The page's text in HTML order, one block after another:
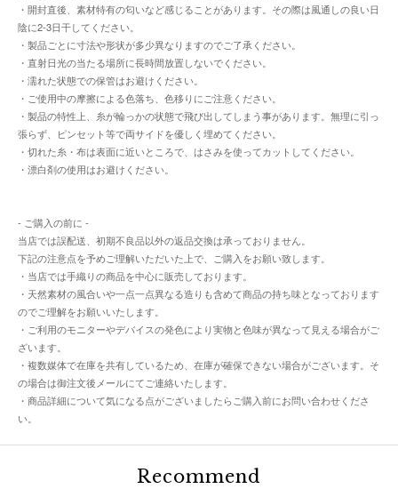
・開封直後、素材特有の匂いなど感じることがあります。その際は風通しの良い日
陰に2-3日干してください。
・製品ごとに寸法や形状が多少異なりますのでご了承ください。
・直射日光の当たる場所に長時間放置しないでください。
・濡れた状態での保管はお避けください。
・ご使用中の摩擦による色落ち、色移りにご注意ください。
・製品の特性上、糸が輪っかの状態で飛び出してしまう事があります。無理に引っ
張らず、ピンセット等で両サイドを優しく埋めてください。
・切れた糸・布は表面に近いところで、はさみを使ってカットしてください。
・漂白剤の使用はお避けください。
- ご購入の前に -
当店では誤配送、初期不良品以外の返品交換は承っておりません。
下記の注意点を予めご理解いただいた上で、ご購入をお願い致します。
・当店では手織りの商品を中心に販売しております。
・天然素材の風合いや一点一点異なる造りも含めて商品の持ち味となっております
のでご理解をお願いいたします。
・ご利用のモニターやデバイスの発色により実物と色味が異なって見える場合がご
ざいます。
・複数媒体で在庫を共有しているため、在庫が確保できない場合がございます。そ
の場合は御注文後メールにてご連絡いたします。
・商品詳細について気になる点がございましたらご購入前にお問い合わせくださ
い。
Recommend